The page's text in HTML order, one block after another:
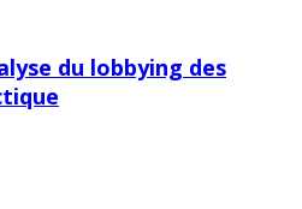
du lobbying des